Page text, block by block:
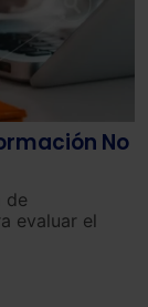
No
de
evaluar el